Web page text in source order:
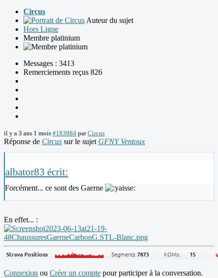
Circus
Auteur du sujet
Hors Ligne
Membre platinium
Messages : 3413
Remerciements reçus 826
il y a 3 ans 1 mois #183984 parCircus
Réponse de Circus sur le sujet GFNY Ventoux
albator83 écrit:
Forcément... ce sont des Gaerne
En effet... :
Connexion ou Créer un compte pour participer à la conversation.